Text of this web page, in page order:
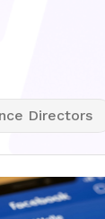
Directors